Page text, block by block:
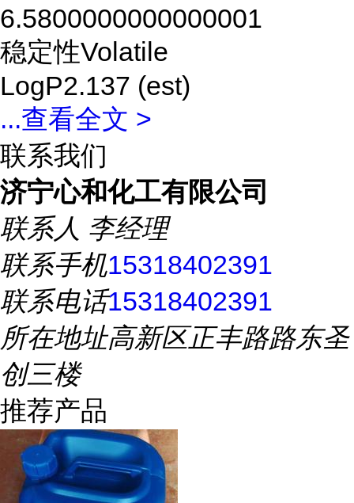
6.5800000000000001
稳定性Volatile
LogP2.137 (est)
...查看全文 >
联系我们
济宁心和化工有限公司
联系人 李经理
联系手机15318402391
联系电话15318402391
所在地址高新区正丰路路东圣
创三楼
推荐产品